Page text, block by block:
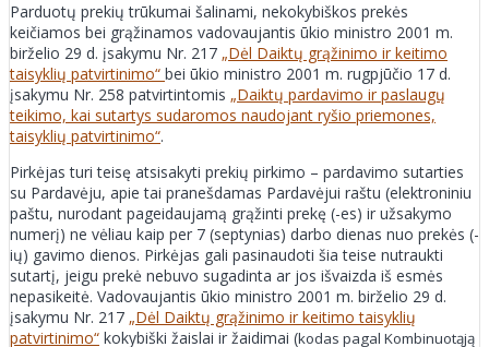
Parduotų prekių trūkumai šalinami, nekokybiškos prekės
keičiamos bei grąžinamos vadovaujantis ūkio ministro 2001 m.
birželio 29 d. įsakymu Nr. 217 „Dėl Daiktų grąžinimo ir keitimo
taisyklių patvirtinimo“ bei ūkio ministro 2001 m. rugpjūčio 17 d.
įsakymu Nr. 258 patvirtintomis „Daiktų pardavimo ir paslaugų
teikimo, kai sutartys sudaromos naudojant ryšio priemones,
taisyklių patvirtinimo“.
Pirkėjas turi teisę atsisakyti prekių pirkimo – pardavimo sutarties
su Pardavėju, apie tai pranešdamas Pardavėjui raštu (elektroniniu
paštu, nurodant pageidaujamą grąžinti prekę (-es) ir užsakymo
numerį) ne vėliau kaip per 7 (septynias) darbo dienas nuo prekės (-
ių) gavimo dienos. Pirkėjas gali pasinaudoti šia teise nutraukti
sutartį, jeigu prekė nebuvo sugadinta ar jos išvaizda iš esmės
nepasikeitė. Vadovaujantis ūkio ministro 2001 m. birželio 29 d.
įsakymu Nr. 217 „Dėl Daiktų grąžinimo ir keitimo taisyklių
patvirtinimo“ kokybiški žaislai ir žaidimai (kodas pagal Kombinuotąją